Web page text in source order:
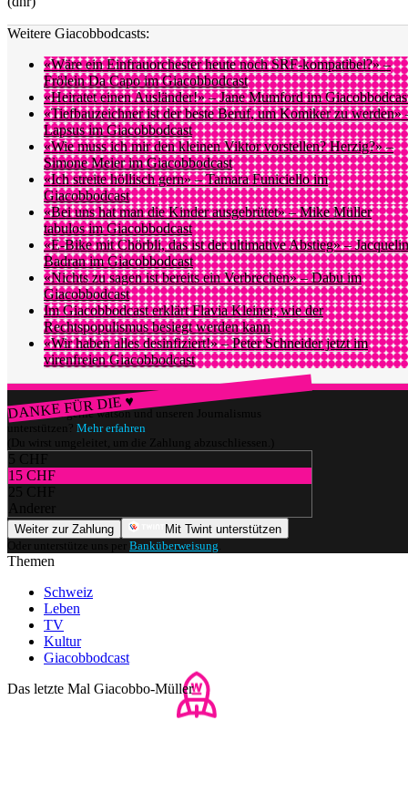
Weitere Giacobbodcasts:
«Wäre ein Einfrauorchester heute noch SRF-kompatibel?» –
Frölein Da Capo im Giacobbodcast
«Heiratet einen Ausländer!» – Jane Mumford im
«Tiefbauzeichner ist der beste Beruf, um Komiker zu werden»
Lapsus im Giacobbodcast
«Wie muss ich mir den kleinen Viktor vorstellen? Herzig?» –
Simone Meier im Giacobbodcast
«Ich streite höllisch gern» – Tamara Funiciello im
Giacobbodcast
«Bei uns hat man die Kinder ausgebrütet» – Mike Müller
tabulos im Giacobbodcast
«E-Bike mit Chörbli, das ist der ultimative Abstieg» –
Badran im Giacobbodcast
«Nichts zu sagen ist bereits ein Verbrechen» – Dabu im
Giacobbodcast
Im Giacobbodcast erklärt Flavia Kleiner, wie der
Rechtspopulismus besiegt werden kann
«Wir haben alles desinfiziert!» – Peter Schneider jetzt im
virenfreien Giacobbodcast
DANKE FÜR DIE ♥
Würdest du gerne watson und unseren Journalismus
unterstützen? Mehr erfahren
(Du wirst umgeleitet, um die Zahlung abzuschliessen.)
5 CHF
15 CHF
25 CHF
Anderer
Weiter zur Zahlung
Mit Twint unterstützen
Oder unterstütze uns per Banküberweisung
Themen
Schweiz
Leben
TV
Kultur
Giacobbodcast
Das letzte Mal Giacobbo-Müller